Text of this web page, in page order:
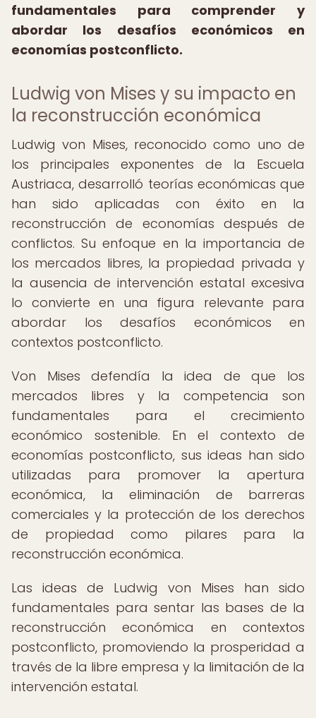
fundamentales para comprender y
abordar los desafíos económicos en
economías postconflicto.
Ludwig von Mises y su impacto en
la reconstrucción económica
Ludwig von Mises, reconocido como uno de
los principales exponentes de la Escuela
Austriaca, desarrolló teorías económicas que
han sido aplicadas con éxito en la
reconstrucción de economías después de
conflictos. Su enfoque en la importancia de
los mercados libres, la propiedad privada y
la ausencia de intervención estatal excesiva
lo convierte en una figura relevante para
abordar los desafíos económicos en
contextos postconflicto.
Von Mises defendía la idea de que los
mercados libres y la competencia son
fundamentales para el crecimiento
económico sostenible. En el contexto de
economías postconflicto, sus ideas han sido
utilizadas para promover la apertura
económica, la eliminación de barreras
comerciales y la protección de los derechos
de propiedad como pilares para la
reconstrucción económica.
Las ideas de Ludwig von Mises han sido
fundamentales para sentar las bases de la
reconstrucción económica en contextos
postconflicto, promoviendo la prosperidad a
través de la libre empresa y la limitación de la
intervención estatal.